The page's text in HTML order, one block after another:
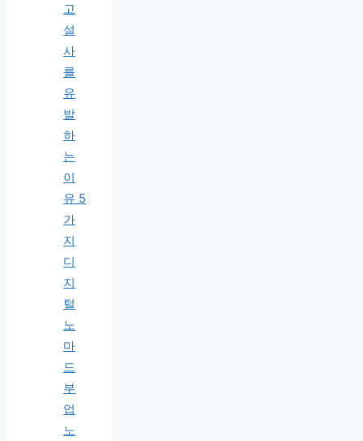
고
설
사
를
유
발
하
는
이
유 5
가
지
디
지
털
노
마
드
부
업
노